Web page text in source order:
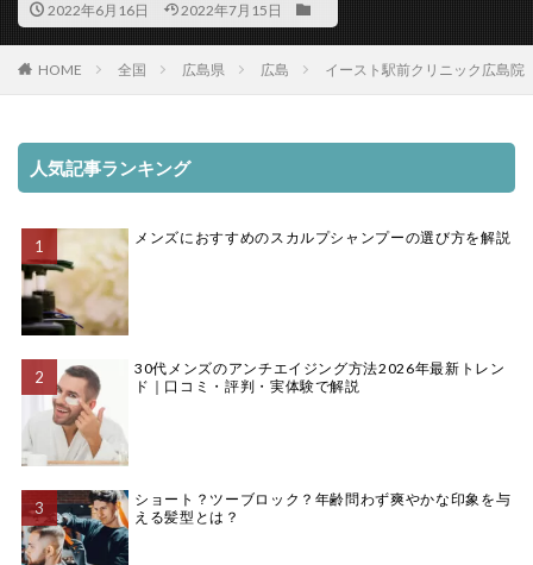
2022年6月16日 2022年7月15日
HOME 全国 広島県 広島 イースト駅前クリニック広島院
人気記事ランキング
メンズにおすすめのスカルプシャンプーの選び方を解説
30代メンズのアンチエイジング方法2026年最新トレン
ド｜口コミ・評判・実体験で解説
ショート？ツーブロック？年齢問わず爽やかな印象を与
える髪型とは？